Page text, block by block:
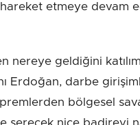
etmeye devam
geldiğini
Erdoğan, darbe
bölgesel